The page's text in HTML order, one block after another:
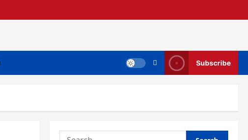
Subscribe
Search